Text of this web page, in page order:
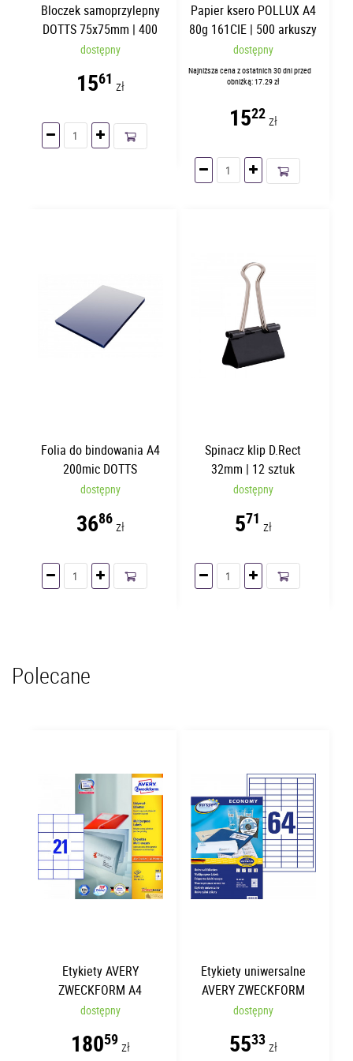
Bloczek samoprzylepny
DOTTS 75x75mm | 400
kartek
dostępny
1561 zł
Papier ksero POLLUX A4
80g 161CIE | 500 arkuszy
dostępny
Najniższa cena z ostatnich 30 dni przed
obniżką: 17.29 zł
1522zł
Folia do bindowania A4
200mic DOTTS
Bezbarwna | 100 sztuk
dostępny
3686zł
Spinacz klip D.Rect
32mm | 12 sztuk
dostępny
571 zł
Polecane
Etykiety AVERY
ZWECKFORM A4
70x42.3mm | 100 arkuszy
dostępny
18059 zł
Etykiety uniwersalne
AVERY ZWECKFORM
Economy 48.5 x 16.9mm
dostępny
5533zł